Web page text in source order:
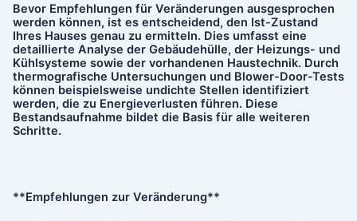
Bevor Empfehlungen für Veränderungen ausgesprochen
werden können, ist es entscheidend, den Ist-Zustand
Ihres Hauses genau zu ermitteln. Dies umfasst eine
detaillierte Analyse der Gebäudehülle, der Heizungs- und
Kühlsysteme sowie der vorhandenen Haustechnik. Durch
thermografische Untersuchungen und Blower-Door-Tests
können beispielsweise undichte Stellen identifiziert
werden, die zu Energieverlusten führen. Diese
Bestandsaufnahme bildet die Basis für alle weiteren
Schritte.
**Empfehlungen zur Veränderung**